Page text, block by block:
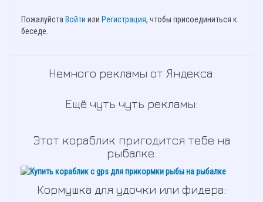
Пожалуйста Войти или Регистрация, чтобы присоединиться к
беседе.
Немного рекламы от Яндекса:
Ещё чуть чуть рекламы:
Этот кораблик пригодится тебе на
рыбалке:
Кормушка для удочки или фидера: